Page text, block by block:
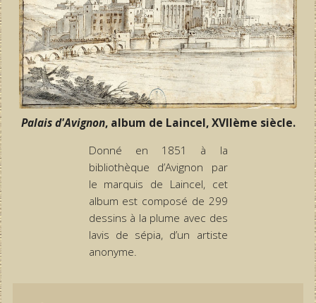
Palais d'Avignon, album de Laincel, XVIIème siècle.
Donné en 1851 à la
bibliothèque d’Avignon par
le marquis de Laincel, cet
album est composé de 299
dessins à la plume avec des
lavis de sépia, d’un artiste
anonyme.